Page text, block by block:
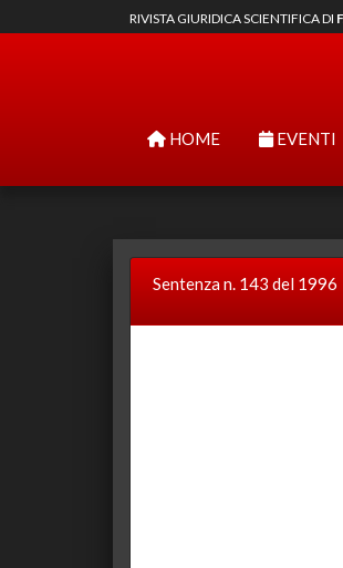
RIVISTA GIURIDICA SCIENTIFICA DI
HOME EVENTI
Sentenza n. 143 del 1996